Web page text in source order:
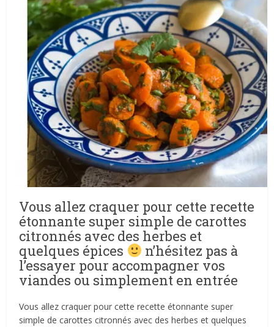
Vous allez craquer pour cette recette
étonnante super simple de carottes
citronnés avec des herbes et
quelques épices
n’hésitez pas à
l’essayer pour accompagner vos
viandes ou simplement en entrée
Vous allez craquer pour cette recette étonnante super
simple de carottes citronnés avec des herbes et quelques